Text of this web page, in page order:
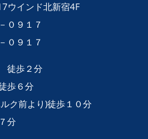
ウインド北新宿4F
０９１７
０９１７
徒歩２分
歩６分
ク前より)徒歩１０分
分